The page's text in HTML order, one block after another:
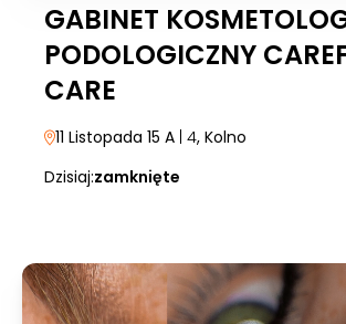
GABINET
PODOLOGICZNY
CARE
11 Listopada 15 A | 4, Kolno
Dzisiaj:zamknięte